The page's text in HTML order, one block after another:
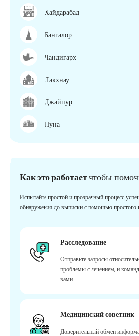
Хайдарабад
Бангалор
Чандигарх
Лакхнау
Джайпур
Пуна
Как это работаетчтобы
Испытайте простой и прозрачный процесс
обнаружения до выписки с помощью простого
Расследование
Отправьте запросы
проблемы с лечением, и
вами.
Медицинский советник
Доверительный обмен